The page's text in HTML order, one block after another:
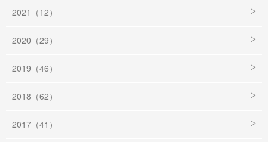
2021（12）
2020（29）
2019（46）
2018（62）
2017（41）